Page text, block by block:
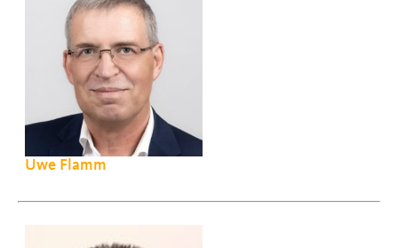
Uwe Flamm